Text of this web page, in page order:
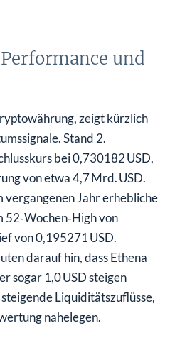
und
zeigt kürzlich
Stand 2.
bei 0,730182 USD,
von etwa 4,7 Mrd. USD.
Jahr erhebliche
von
von 0,195271 USD.
darauf hin, dass Ethena
sogar 1,0 USD steigen
Liquiditätszuflüsse,
nahelegen.